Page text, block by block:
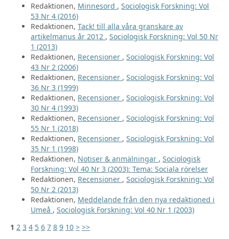
Redaktionen, Minnesord , Sociologisk Forskning: Vol
53 Nr 4 (2016)
Redaktionen, Tack! till alla våra granskare av
artikelmanus år 2012 , Sociologisk Forskning: Vol 50 Nr
1 (2013)
Redaktionen, Recensioner , Sociologisk Forskning: Vol
43 Nr 2 (2006)
Redaktionen, Recensioner , Sociologisk Forskning: Vol
36 Nr 3 (1999)
Redaktionen, Recensioner , Sociologisk Forskning: Vol
30 Nr 4 (1993)
Redaktionen, Recensioner , Sociologisk Forskning: Vol
55 Nr 1 (2018)
Redaktionen, Recensioner , Sociologisk Forskning: Vol
35 Nr 1 (1998)
Redaktionen, Notiser & anmälningar , Sociologisk
Forskning: Vol 40 Nr 3 (2003): Tema: Sociala rörelser
Redaktionen, Recensioner , Sociologisk Forskning: Vol
50 Nr 2 (2013)
Redaktionen, Meddelande från den nya redaktioned i
Umeå , Sociologisk Forskning: Vol 40 Nr 1 (2003)
1 2 3 4 5 6 7 8 9 10 > >>